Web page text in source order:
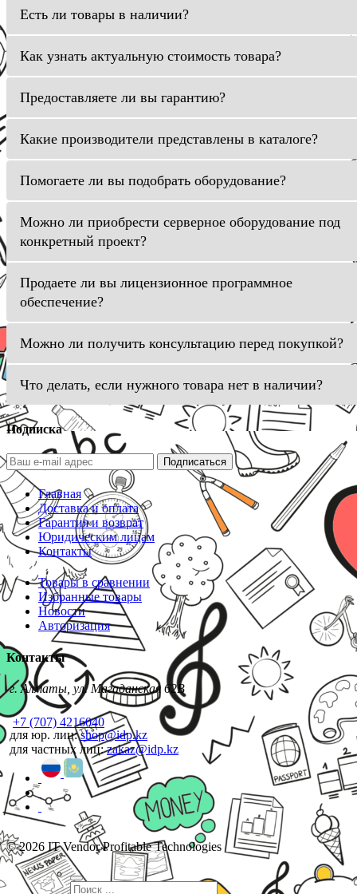
Есть ли товары в наличии?
Как узнать актуальную стоимость товара?
Предоставляете ли вы гарантию?
Какие производители представлены в каталоге?
Помогаете ли вы подобрать оборудование?
Можно ли приобрести серверное оборудование под
конкретный проект?
Продаете ли вы лицензионное программное
обеспечение?
Можно ли получить консультацию перед покупкой?
Что делать, если нужного товара нет в наличии?
Подписка
Подписаться
Главная
Доставка и оплата
Гарантия и возврат
Юридическим лицам
Контакты
Товары в сравнении
Избранные товары
Новости
Авторизация
Контакты
г. Алматы, ул. Магаданская 62В
+7 (707) 4216040
для юр. лиц:shop@idp.kz
для частных лиц:zakaz@idp.kz
© 2026 IT Vendor Profitable Technologies